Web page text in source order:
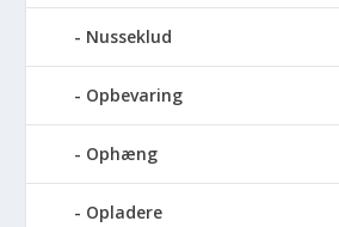
Nusseklud
Opbevaring
Ophæng
Opladere